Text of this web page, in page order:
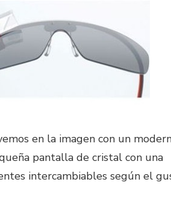
en la imagen con un
pantalla de cristal con una
intercambiables según el